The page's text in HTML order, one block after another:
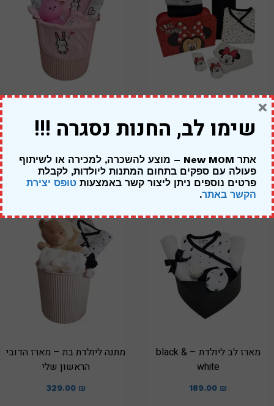
מתנה ליולדת בת – מיני מאוס
מזוודה אדומה
319.00 ₪
מארז לב ליולדת – black &
white
189.00 ₪
מתנה ליולדת בת – מארז הדובי
הראשון שלי
329.00 ₪
שימו לב, החנות נסגרה !!!
אתר New MOM – מוצע להשכרה, למכירה או לשיתוף
פעולה עם ספקים בתחום המתנות ליולדות, לקבלת
פרטים נוספים ניתן ליצור קשר באמצעות טופס יצירת
הקשר באתר.
×